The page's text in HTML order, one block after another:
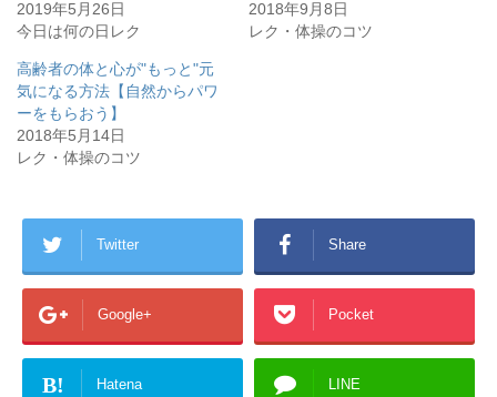
2019年5月26日
今日は何の日レク
2018年9月8日
レク・体操のコツ
高齢者の体と心が"もっと"元
気になる方法【自然からパワ
ーをもらおう】
2018年5月14日
レク・体操のコツ
Twitter Share
Google+ Pocket
B! Hatena LINE